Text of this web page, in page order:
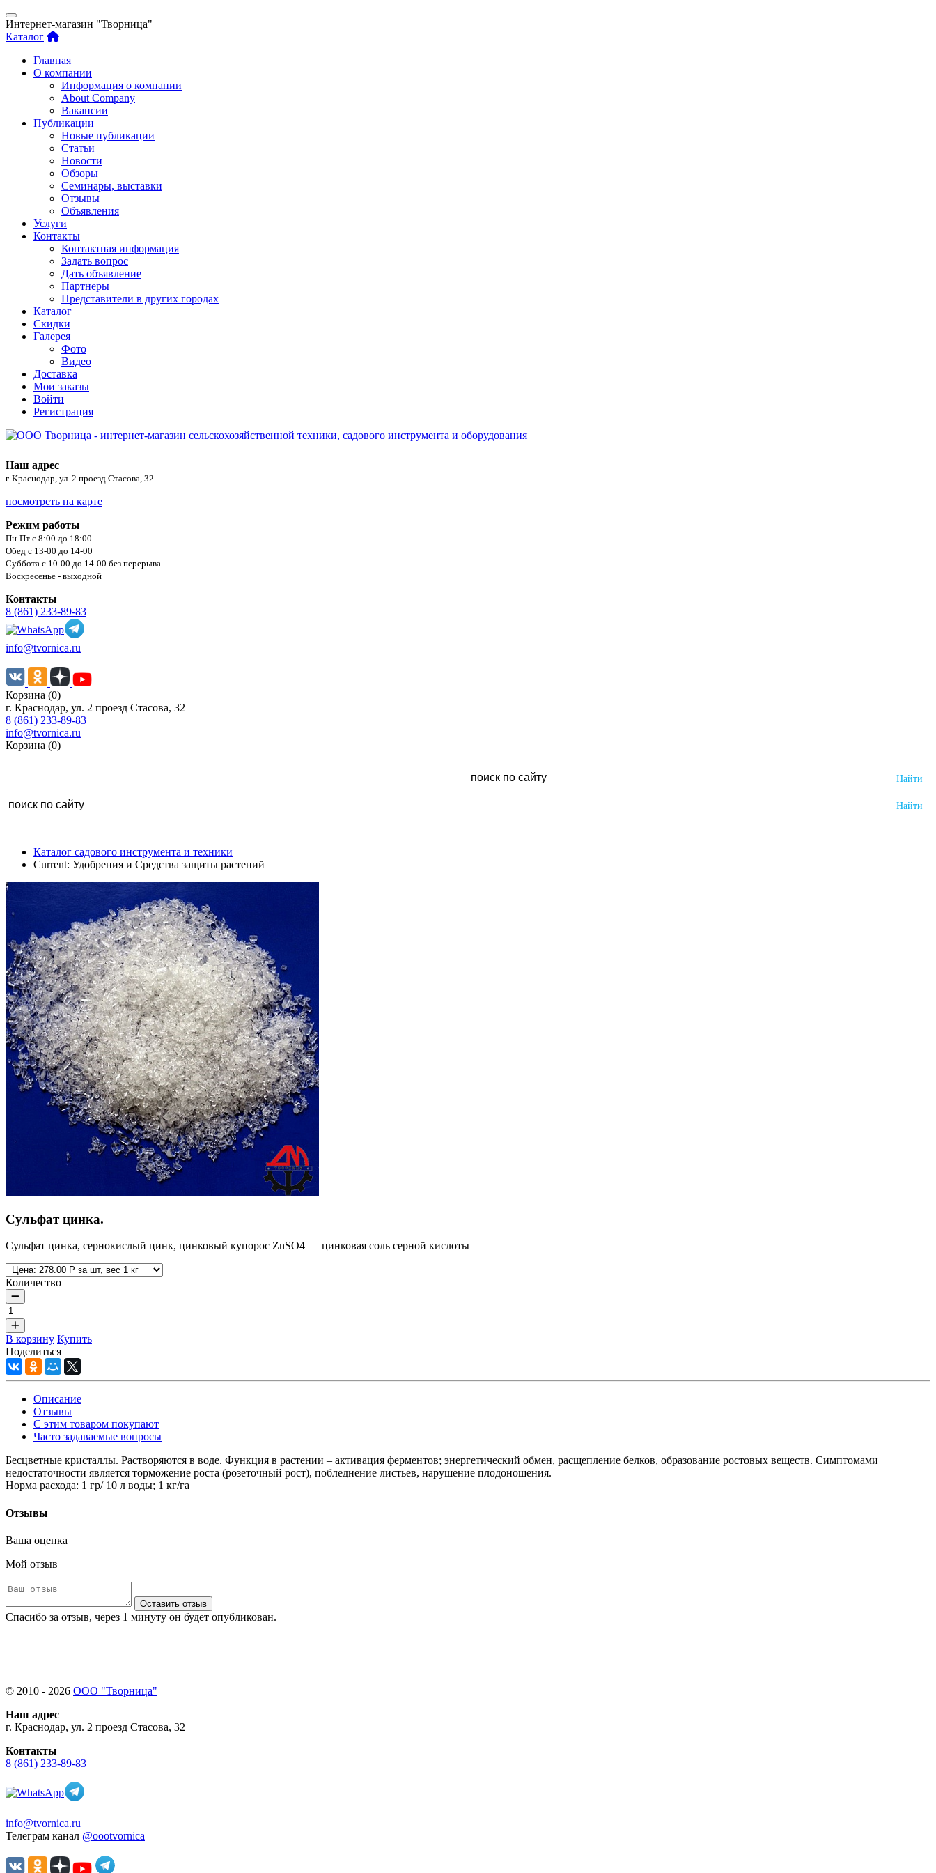
Интернет-магазин "Творница"
Каталог
Главная
О компании
Информация о компании
About Company
Вакансии
Публикации
Новые публикации
Статьи
Новости
Обзоры
Семинары, выставки
Отзывы
Объявления
Услуги
Контакты
Контактная информация
Задать вопрос
Дать объявление
Партнеры
Представители в других городах
Каталог
Скидки
Галерея
Фото
Видео
Доставка
Мои заказы
Войти
Регистрация
Наш адрес
г. Краснодар, ул. 2 проезд Стасова, 32
посмотреть на карте
Режим работы
Пн-Пт с 8:00 до 18:00
Обед с 13-00 до 14-00
Суббота с 10-00 до 14-00 без перерыва
Воскресенье - выходной
Контакты
8 (861) 233-89-83
info@tvornica.ru
Корзина (0)
г. Краснодар, ул. 2 проезд Стасова, 32
8 (861) 233-89-83
info@tvornica.ru
Корзина (0)
Каталог садового инструмента и техники
Current: Удобрения и Средства защиты растений
Сульфат цинка.
Сульфат цинка, сернокислый цинк, цинковый купорос ZnSO4 — цинковая соль серной кислоты
Количество
В корзину Купить
Поделиться
Описание
Отзывы
С этим товаром покупают
Часто задаваемые вопросы
Бесцветные кристаллы. Растворяются в воде. Функция в растении – активация ферментов; энергетический обмен, расщепление белков, образование ростовых веществ. Симптомами
недостаточности является торможение роста (розеточный рост), побледнение листьев, нарушение плодоношения.
Норма расхода: 1 гр/ 10 л воды; 1 кг/га
Отзывы
Ваша оценка
Мой отзыв
Оставить отзыв
Спасибо за отзыв, через 1 минуту он будет опубликован.
© 2010 - 2026 ООО "Творница"
Наш адрес
г. Краснодар, ул. 2 проезд Стасова, 32
Контакты
8 (861) 233-89-83
info@tvornica.ru
Телеграм канал @oootvornica